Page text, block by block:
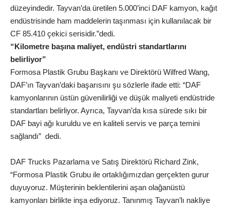
düzeyindedir. Tayvan’da üretilen 5.000’inci DAF kamyon, kağıt
endüstrisinde ham maddelerin taşınması için kullanılacak bir
CF 85.410 çekici serisidir.”dedi.
“Kilometre başına maliyet, endüstri standartlarını
belirliyor”
Formosa Plastik Grubu Başkanı ve Direktörü Wilfred Wang,
DAF’ın Tayvan’daki başarısını şu sözlerle ifade etti: “DAF
kamyonlarının üstün güvenilirliği ve düşük maliyeti endüstride
standartları belirliyor. Ayrıca, Tayvan’da kısa sürede sıkı bir
DAF bayi ağı kuruldu ve en kaliteli servis ve parça temini
sağlandı” dedi.
DAF Trucks Pazarlama ve Satış Direktörü Richard Zink,
“Formosa Plastik Grubu ile ortaklığımızdan gerçekten gurur
duyuyoruz. Müşterinin beklentilerini aşan olağanüstü
kamyonları birlikte inşa ediyoruz. Tanınmış Tayvan’lı nakliye